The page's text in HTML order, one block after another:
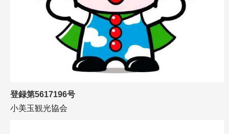
登録第5617196号
小美玉観光協会